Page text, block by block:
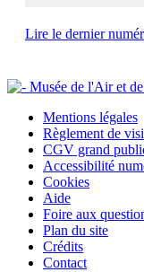
Lire le dernier
Mentions légales
Règlement de
CGV grand
Accessibilité
Cookies
Aide
Foire aux
Plan du site
Crédits
Contact